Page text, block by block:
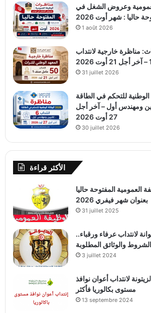
وعروض الشغل في
حاليا : شهر أوت 2026
1 août 2026
مناظرة خارجية لانتداب
31 juillet 2026
الوطنية للتحكم في الطاقة
6 تقنيين ومهندس أول – آخر أجل
27 أوت 2026
30 juillet 2026
الأكثر قراءة
العمومية المفتوحة حاليا
بعنوان شهر فيفري 2026
31 juillet 2025
لانتداب عرفاء ورقباء..
الشروط والوثائق المطلوبة
3 juillet 2024
لانتداب أعوان نوافذ
مستوى بكالوريا فأكثر
13 septembre 2024